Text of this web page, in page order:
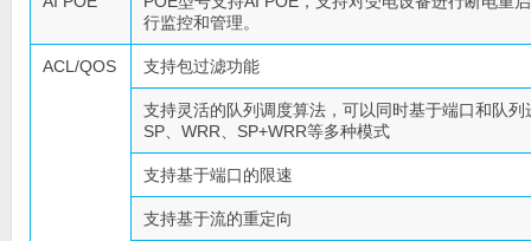
行监控和管理。
ACL/QOS 支持包过滤功能
支持灵活的队列调度算法，可以同时基于端口和队列
SP、WRR、SP+WRR等多种模式
支持基于端口的限速
支持基于流的重定向